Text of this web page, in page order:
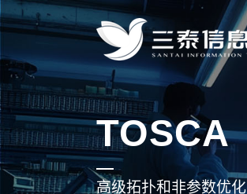
TOSCA
高级拓扑和非参数优化